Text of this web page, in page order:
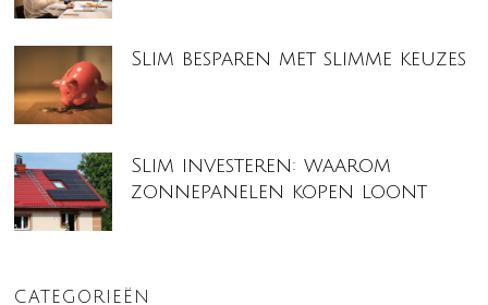
Slim besparen met slimme keuzes
Slim investeren: waarom
zonnepanelen kopen loont
CATEGORIEËN